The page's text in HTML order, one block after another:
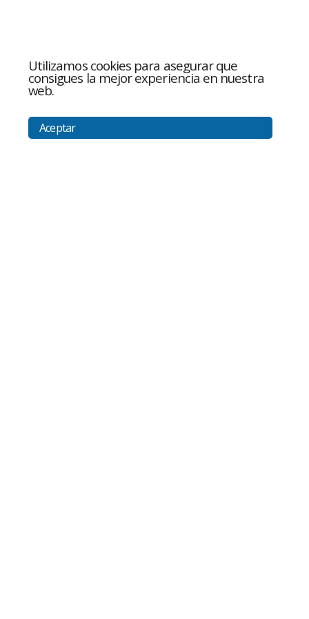
Utilizamos cookies para asegurar que
consigues la mejor experiencia en nuestra
web.
Aceptar